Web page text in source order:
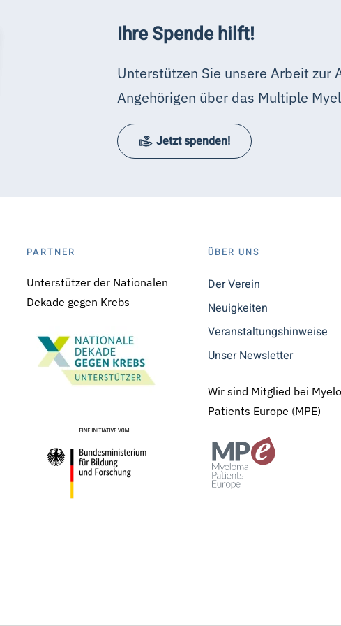
Ihre Spende hilft!
Unterstützen Sie unsere Arbeit zur
Angehörigen über das Multiple
Jetzt spenden!
PARTNER
Unterstützer der Nationalen
Dekade gegen Krebs
ÜBER UNS
Der Verein
Neuigkeiten
Veranstaltungshinweise
Unser Newsletter
Wir sind Mitglied bei
Patients Europe (MPE)